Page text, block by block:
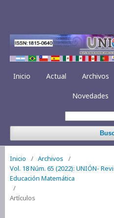
Inicio Actual Archivos
Novedades
Inicio / Archivos
/
Vol. 18 Núm. 65 (2022): UNIÓN-
Educación Matemática
/
Artículos